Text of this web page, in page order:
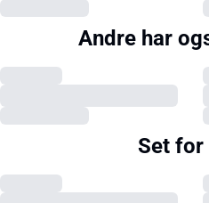
Andre har
Set for